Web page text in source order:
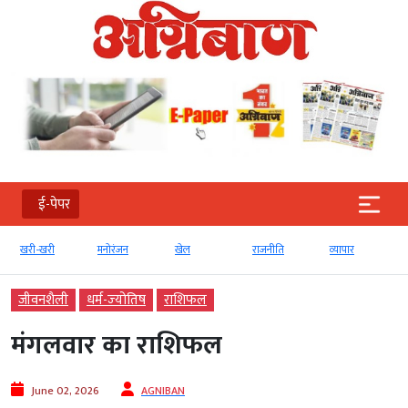
ई-पेपर
मनोरंजन खेल राजनीति व्‍यापार टेक्‍नोलॉजी
जीवनशैली धर्म-ज्‍योतिष राशिफल
मंगलवार का राशिफल
June 02, 2026 AGNIBAN